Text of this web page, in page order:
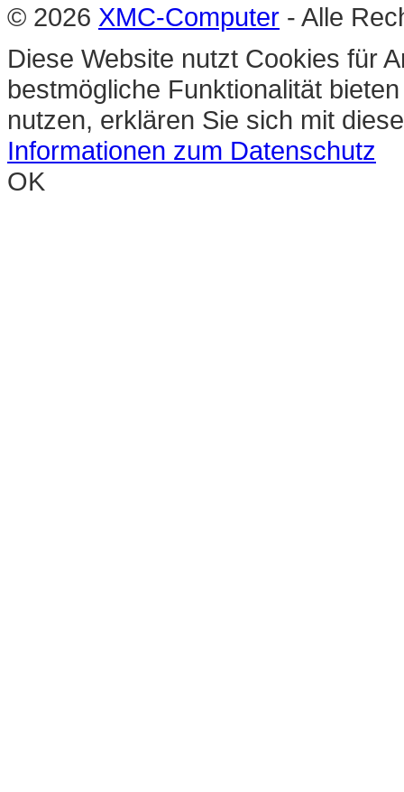
© 2026 XMC-Computer - Alle
Diese Website nutzt Cookies für
bestmögliche Funktionalität
nutzen, erklären Sie sich mit
Informationen zum Datenschutz
OK